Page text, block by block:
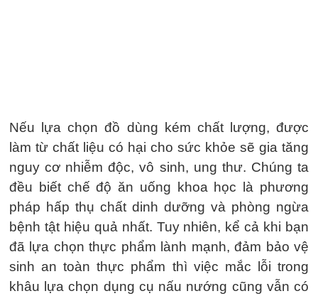
Nếu lựa chọn đồ dùng kém chất lượng, được
làm từ chất liệu có hại cho sức khỏe sẽ gia tăng
nguy cơ nhiễm độc, vô sinh, ung thư. Chúng ta
đều biết chế độ ăn uống khoa học là phương
pháp hấp thụ chất dinh dưỡng và phòng ngừa
bệnh tật hiệu quả nhất. Tuy nhiên, kể cả khi bạn
đã lựa chọn thực phẩm lành mạnh, đảm bảo vệ
sinh an toàn thực phẩm thì việc mắc lỗi trong
khâu lựa chọn dụng cụ nấu nướng cũng vẫn có